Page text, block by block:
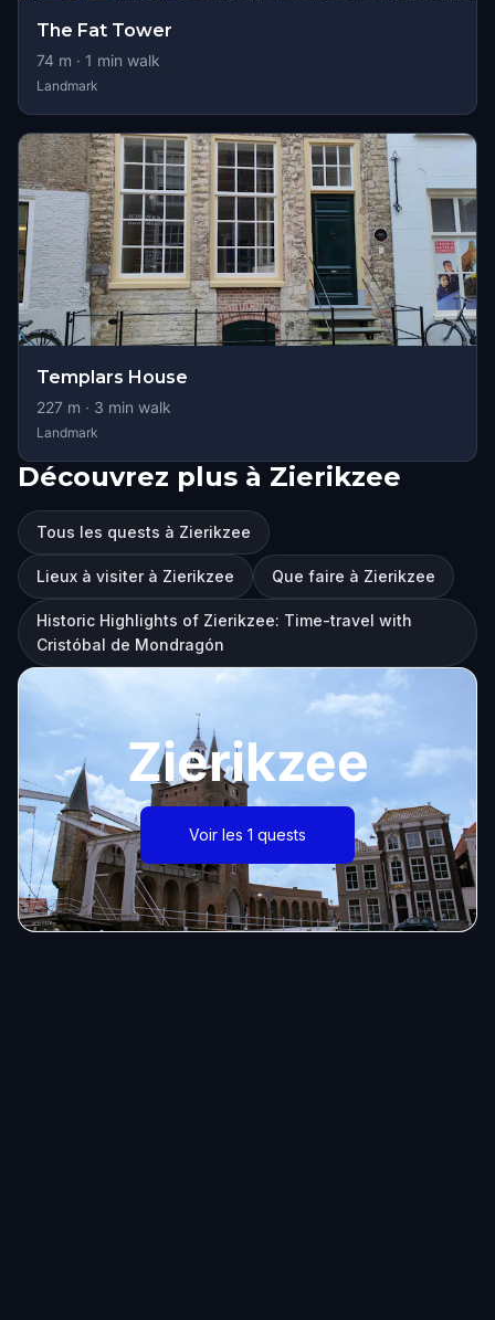
The Fat Tower
74 m · 1 min walk
Landmark
Templars House
227 m · 3 min walk
Landmark
Découvrez plus à Zierikzee
Tous les quests à Zierikzee
Lieux à visiter à Zierikzee Que faire à Zierikzee
Historic Highlights of Zierikzee: Time-travel with
Cristóbal de Mondragón
Zierikzee
Voir les 1 quests